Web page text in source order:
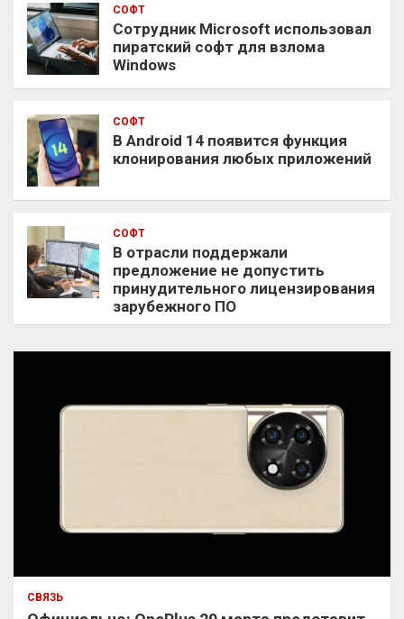
СОФТ
Сотрудник Microsoft использовал
пиратский софт для взлома
Windows
СОФТ
В Android 14 появится функция
клонирования любых приложений
СОФТ
В отрасли поддержали
предложение не допустить
принудительного лицензирования
зарубежного ПО
СВЯЗЬ